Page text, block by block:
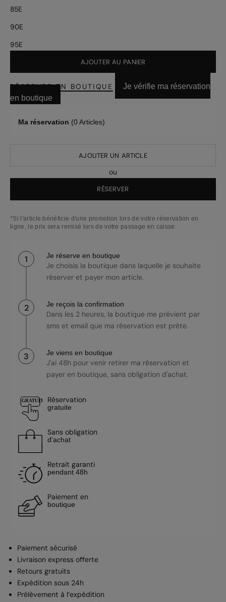
85E
90E
95E
AJOUTER AU PANIER
RÉSERVER EN BOUTIQUE
Je vérifie ma réservation
en boutique
Ma réservation (0Articles)
AJOUTER UN ARTICLE
ou
RÉSERVER
*Si l'article bénéficie d'une promotion lors de votre réservation en
ligne, le prix sera remisé lors de votre passage en caisse.
1 Je réserve en boutique
Je choisis la boutique dans laquelle je souhaite
réserver et payer mon article.
2 Je reçois la confirmation
Dans les 2 heures, la boutique me prévient par
sms et email que ma réservation est prête.
3 Je viens en boutique
J'ai 48h pour venir retirer ma réservation et
payer en boutique, sans obligation d'achat.
GRATUIT Réservation
gratuite
Sans obligation
d'achat
Retrait garanti
pendant 48h
Paiement en
boutique
Paiement sécurisé
Livraison express offerte
Retours gratuits
Expédition sous 24h
Prélèvement à l’expédition